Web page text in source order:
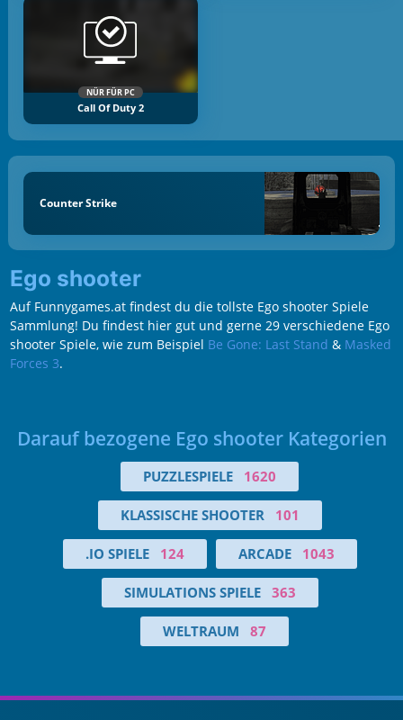
NÜR FÜR PC
Call Of Duty 2
Counter Strike
Ego shooter
Auf Funnygames.at findest du die tollste Ego shooter Spiele
Sammlung! Du findest hier gut und gerne 29 verschiedene Ego
shooter Spiele, wie zum Beispiel Be Gone: Last Stand & Masked
Forces 3.
Darauf bezogene Ego shooter Kategorien
PUZZLESPIELE 1620
KLASSISCHE SHOOTER 101
.IO SPIELE 124 ARCADE 1043
SIMULATIONS SPIELE 363
WELTRAUM 87